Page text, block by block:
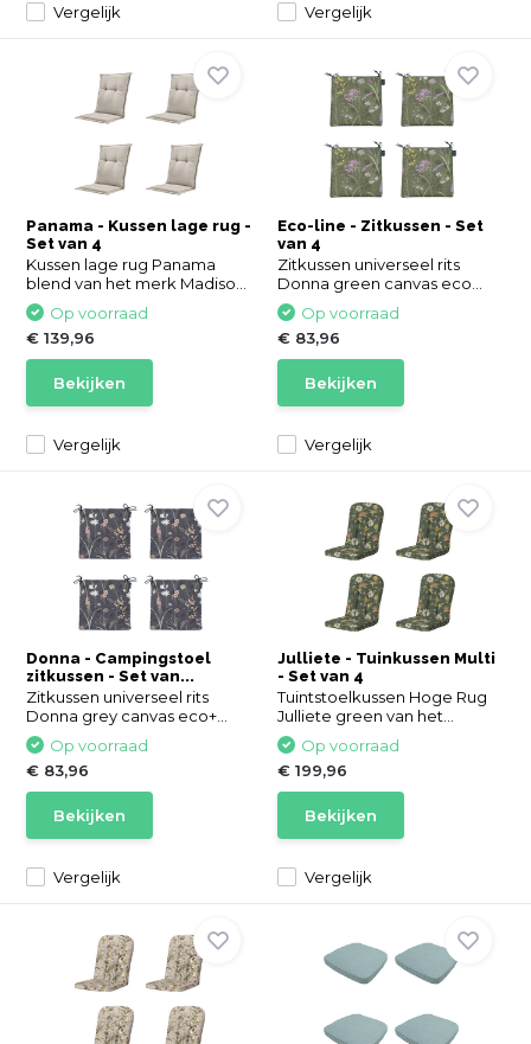
Vergelijk Vergelijk
Panama - Kussen lage rug -
Set van 4
Kussen lage rug Panama
blend van het merk Madiso...
Vergelijk
Op voorraad
€ 139,96
Bekijken
Eco-line - Zitkussen - Set
van 4
Zitkussen universeel rits
Donna green canvas eco...
Vergelijk
Op voorraad
€ 83,96
Bekijken
Donna - Campingstoel
zitkussen - Set van...
Zitkussen universeel rits
Donna grey canvas eco+...
Vergelijk
Op voorraad
€ 83,96
Bekijken
Julliete - Tuinkussen Multi
- Set van 4
Tuintstoelkussen Hoge Rug
Julliete green van het...
Vergelijk
Op voorraad
€ 199,96
Bekijken